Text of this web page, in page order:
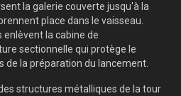
la galerie couverte jusqu'à la
place dans le vaisseau.
la cabine de
sectionnelle qui protège le
de la préparation du lancement.
structures métalliques de la tour